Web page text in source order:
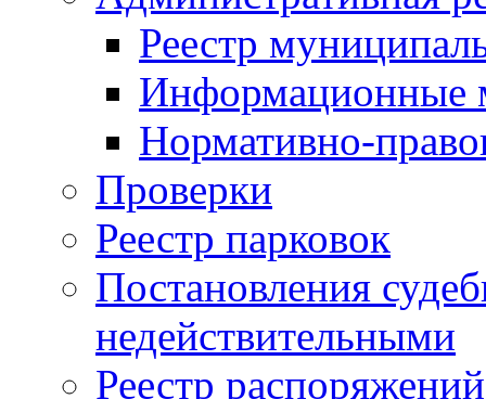
Реестр
Информационные
Нормативно-
Проверки
Реестр парковок
Постановления
недействительными
Реестр